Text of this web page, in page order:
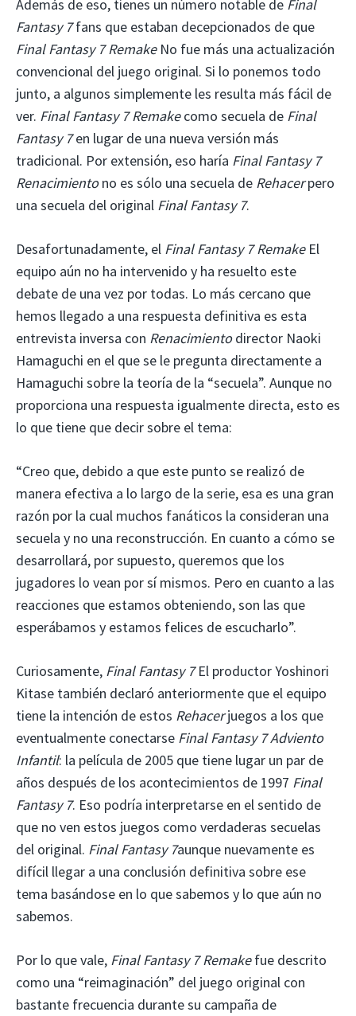
Además de eso, tienes un número notable de Final
Fantasy 7fans que estaban decepcionados de que
Final Fantasy 7 RemakeNo fue más una actualización
convencional del juego original. Si lo ponemos todo
junto, a algunos simplemente les resulta más fácil de
ver. Final Fantasy 7 Remakecomo secuela de Final
Fantasy 7en lugar de una nueva versión más
tradicional. Por extensión, eso haría Final Fantasy 7
Renacimientono es sólo una secuela de Rehacerpero
una secuela del original Final Fantasy 7.
Desafortunadamente, el Final Fantasy 7 RemakeEl
equipo aún no ha intervenido y ha resuelto este
debate de una vez por todas. Lo más cercano que
hemos llegado a una respuesta definitiva es esta
entrevista inversa con Renacimientodirector Naoki
Hamaguchi en el que se le pregunta directamente a
Hamaguchi sobre la teoría de la “secuela”. Aunque no
proporciona una respuesta igualmente directa, esto es
lo que tiene que decir sobre el tema:
“Creo que, debido a que este punto se realizó de
manera efectiva a lo largo de la serie, esa es una gran
razón por la cual muchos fanáticos la consideran una
secuela y no una reconstrucción. En cuanto a cómo se
desarrollará, por supuesto, queremos que los
jugadores lo vean por sí mismos. Pero en cuanto a las
reacciones que estamos obteniendo, son las que
esperábamos y estamos felices de escucharlo”.
Curiosamente, Final Fantasy 7El productor Yoshinori
Kitase también declaró anteriormente que el equipo
tiene la intención de estos Rehacerjuegos a los que
eventualmente conectarse Final Fantasy 7 Adviento
Infantil: la película de 2005 que tiene lugar un par de
años después de los acontecimientos de 1997 Final
Fantasy 7. Eso podría interpretarse en el sentido de
que no ven estos juegos como verdaderas secuelas
del original. Final Fantasy 7aunque nuevamente es
difícil llegar a una conclusión definitiva sobre ese
tema basándose en lo que sabemos y lo que aún no
sabemos.
Por lo que vale, Final Fantasy 7 Remakefue descrito
como una “reimaginación” del juego original con
bastante frecuencia durante su campaña de